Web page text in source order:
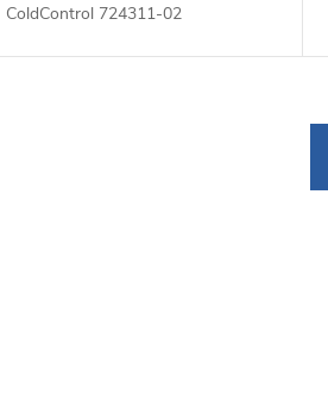
ColdControl 724311-02